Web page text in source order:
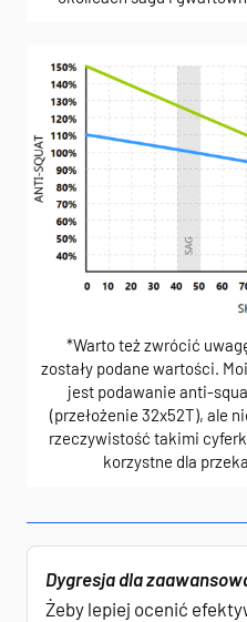
*Warto też zwrócić
zostały podane wartości.
jest podawanie anti-
(przełożenie 32x52T), ale
rzeczywistość takimi
korzystne dla
Dygresja dla
Żeby lepiej ocenić